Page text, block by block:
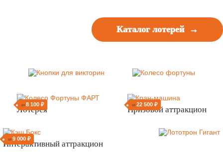
Каталог лотерей →
от8 100 ₽
Лотерея от22 500 ₽
Призовой аттракцион
от 9 000 ₽
Интерактивный аттракцион